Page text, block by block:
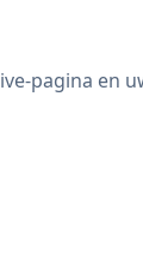
pagina en